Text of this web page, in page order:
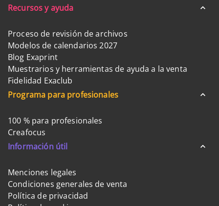
Recursos y ayuda
Proceso de revisión de archivos
Modelos de calendarios 2027
Blog Exaprint
Muestrarios y herramientas de ayuda a la venta
Fidelidad Exaclub
Programa para profesionales
100 % para profesionales
Creafocus
Información útil
Menciones legales
Condiciones generales de venta
Política de privacidad